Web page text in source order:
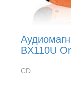
BX110U
CD: